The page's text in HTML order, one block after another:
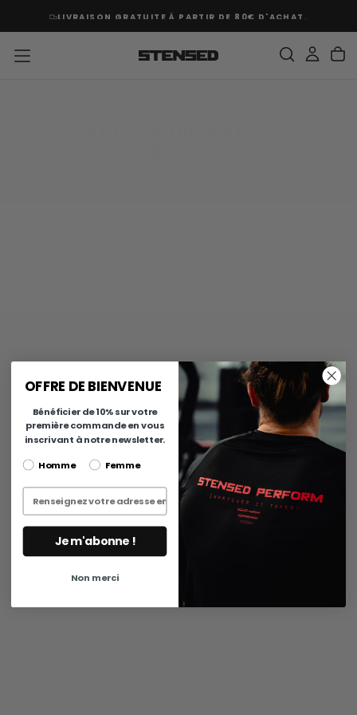
PASSER
CONTENU
LIVRAISON GRATUITE À PARTIR DE 80€ D'ACHAT.
NE MANQUEZ AUCUN DROP. 10% SUR VOTRE PREMIÈRE
COMMANDE.
EMAIL
S'ABONNER
About us
retours
avis clients
OFFRE DE BIENVENUE
Bénéficier de 10% sur votre
première commande en vous
inscrivant à notre newsletter.
sexeHomme Femme
Entrez votre adresse email
Je m'abonne !
Non merci